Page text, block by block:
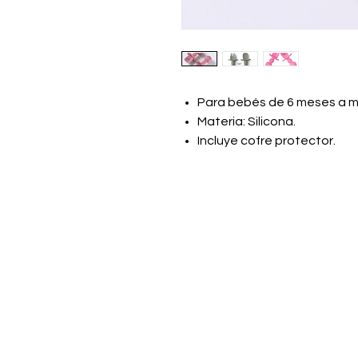
Para bebés de 6 meses a
Materia: Silicona.
Incluye cofre protector.